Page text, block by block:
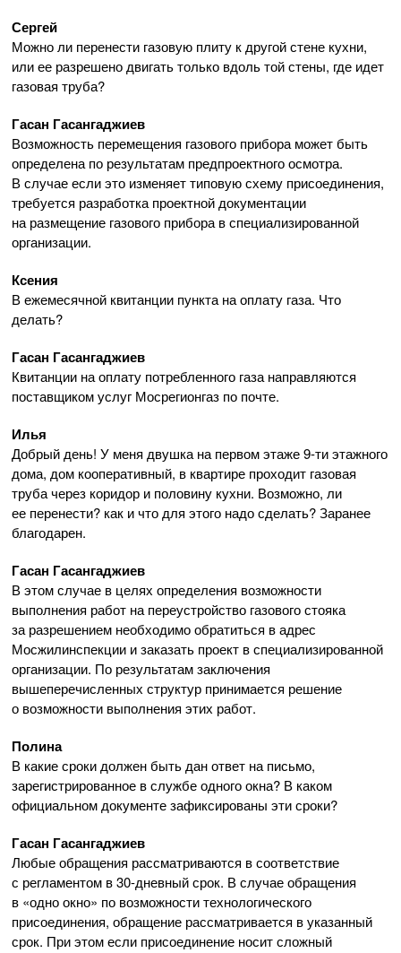
Сергей
Можно ли перенести газовую плиту к другой стене кухни,
или ее разрешено двигать только вдоль той стены, где идет
газовая труба?
Гасан Гасангаджиев
Возможность перемещения газового прибора может быть
определена по результатам предпроектного осмотра.
В случае если это изменяет типовую схему присоединения,
требуется разработка проектной документации
на размещение газового прибора в специализированной
организации.
Ксения
В ежемесячной квитанции пункта на оплату газа. Что
делать?
Гасан Гасангаджиев
Квитанции на оплату потребленного газа направляются
поставщиком услуг Мосрегионгаз по почте.
Илья
Добрый день! У меня двушка на первом этаже9-тиэтажного
дома, дом кооперативный, в квартире проходит газовая
труба через коридор и половину кухни. Возможно, ли
ее перенести? как и что для этого надо сделать? Заранее
благодарен.
Гасан Гасангаджиев
В этом случае в целях определения возможности
выполнения работ на переустройство газового стояка
за разрешением необходимо обратиться в адрес
Мосжилинспекции и заказать проект в специализированной
организации. По результатам заключения
вышеперечисленных структур принимается решение
о возможности выполнения этих работ.
Полина
В какие сроки должен быть дан ответ на письмо,
зарегистрированное в службе одного окна? В каком
официальном документе зафиксированы эти сроки?
Гасан Гасангаджиев
Любые обращения рассматриваются в соответствие
с регламентом в30-дневныйсрок. В случае обращения
в «одно окно» по возможности технологического
присоединения, обращение рассматривается в указанный
срок. При этом если присоединение носит сложный